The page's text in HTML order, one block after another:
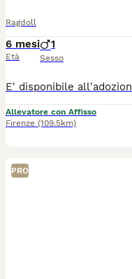
Ragdoll
6 mesi
Età
1
Sesso
Allevatore con Affisso
Firenze (109.5km)
PRO